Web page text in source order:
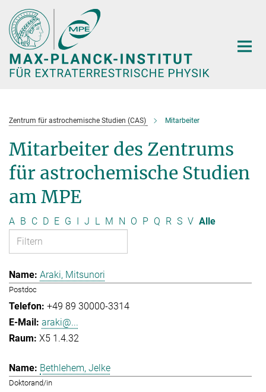
Hauptinhalt
Zentrum für astrochemische Studien (CAS) Mitarbeiter
Mitarbeiter des Zentrums
für astrochemische Studien
am MPE
A B C D E G I J L M N O P Q R S V Alle
Araki, Mitsunori
Postdoc
+49 89 30000-3314
araki@...
X5 1.4.32
Bethlehem, Jelke
Doktorand/in